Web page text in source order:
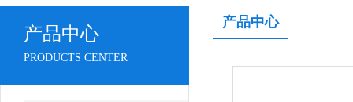
产品中心
PRODUCTS CENTER
产品中心